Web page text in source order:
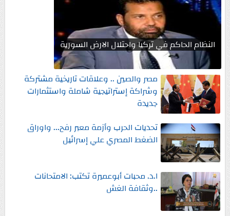
النظام الحاكم في تركيا واحتلال الارض السورية
مصر والصين .. وعلاقات تاريخية مشتركة
وشراكة إستراتيجية شاملة واستثمارات
جديدة
تحديات الحرب وأزمة معبر رفح... واوراق
الضغط المصري علي إسرائيل
ا.د. محبات أبوعميرة تكتب: الامتحانات
..وثقافة الغش